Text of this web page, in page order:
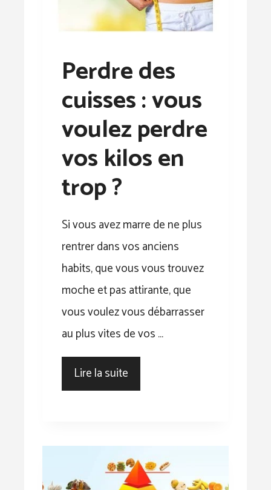
Perdre des
cuisses : vous
voulez perdre
vos kilos en
trop ?
Si vous avez marre de ne plus
rentrer dans vos anciens
habits, que vous vous trouvez
moche et pas attirante, que
vous voulez vous débarrasser
au plus vites de vos …
Lire la suite